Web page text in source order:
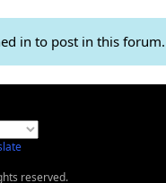
in to post in this forum.
reserved.